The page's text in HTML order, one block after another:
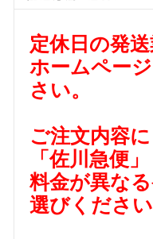
定休日の発
ホームペー
さい。
ご注文内容
「佐川急便」
料金が異な
選びくださ